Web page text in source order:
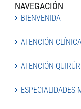
NAVEGACIÓN
BIENVENIDA
ATENCIÓN
ATENCIÓN
ESPECIALIDADES